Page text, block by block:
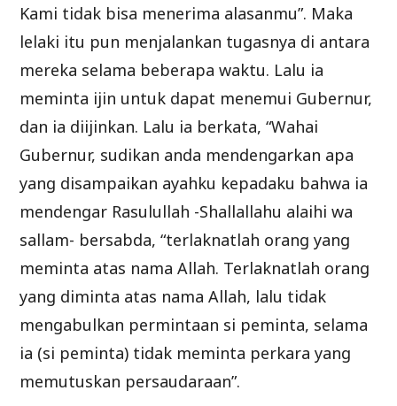
Kami tidak bisa menerima alasanmu”. Maka
lelaki itu pun menjalankan tugasnya di antara
mereka selama beberapa waktu. Lalu ia
meminta ijin untuk dapat menemui Gubernur,
dan ia diijinkan. Lalu ia berkata, “Wahai
Gubernur, sudikan anda mendengarkan apa
yang disampaikan ayahku kepadaku bahwa ia
mendengar Rasulullah -Shallallahu alaihi wa
sallam- bersabda, “terlaknatlah orang yang
meminta atas nama Allah. Terlaknatlah orang
yang diminta atas nama Allah, lalu tidak
mengabulkan permintaan si peminta, selama
ia (si peminta) tidak meminta perkara yang
memutuskan persaudaraan”.